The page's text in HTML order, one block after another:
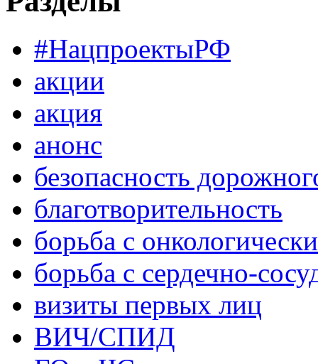
#НацпроектыРФ
акции
акция
анонс
безопасность
благотворительность
борьба с
борьба с сердечно-
визиты первых лиц
ВИЧ/СПИД